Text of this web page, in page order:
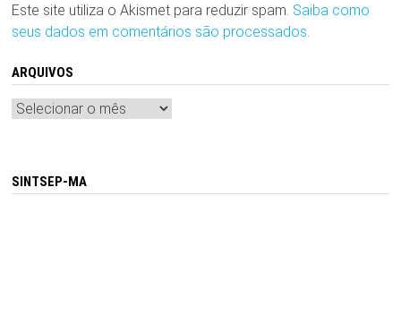
Este site utiliza o Akismet para reduzir spam. Saiba como
seus dados em comentários são processados
ARQUIVOS
Arquivos
SINTSEP-MA